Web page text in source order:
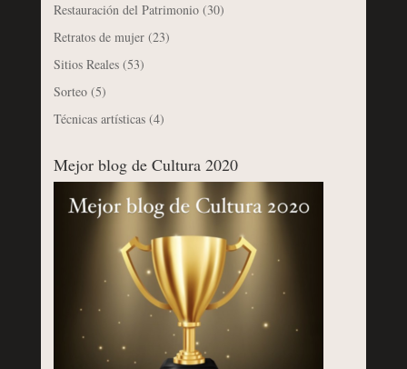
Restauración del Patrimonio(30)
Retratos de mujer(23)
Sitios Reales(53)
Sorteo(5)
Técnicas artísticas(4)
Mejor blog de Cultura 2020